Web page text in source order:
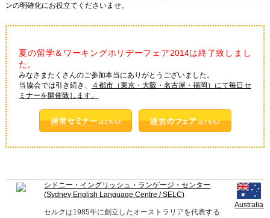
ンの明確化にお役立てくださいませ。
夏の留学＆ワーキングホリデーフェア2014は終了致しまし
た。
みなさまたくさんのご参加本当にありがとうございました。
当協会では引き続き、
４都市（東京・大阪・名古屋・福岡）にて毎日セ
ミナーを開催致します。
シドニー・イングリッシュ・ランゲージ・センター
(Sydney English Language Centre / SELC)
セルクは1985年に創立したオーストラリアを代表する
Australia